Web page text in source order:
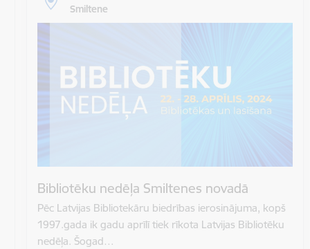
Smiltene
Bibliotēku nedēļa Smiltenes novadā
Pēc Latvijas Bibliotekāru biedrības ierosinājuma, kopš
1997.gada ik gadu aprīlī tiek rīkota Latvijas Bibliotēku
nedēļa. Šogad…